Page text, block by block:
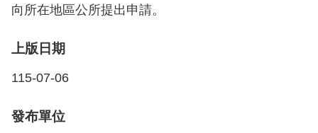
訊
相
關
連
陽
向所在地區公所提出申請。
上版日期
115-07-06
發布單位